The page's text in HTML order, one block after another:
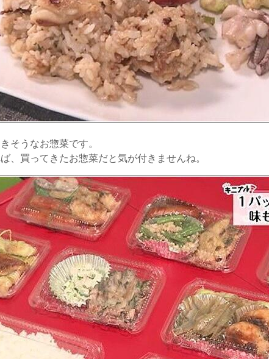
そうなお惣菜です。
、買ってきたお惣菜だと気が付きませんね。